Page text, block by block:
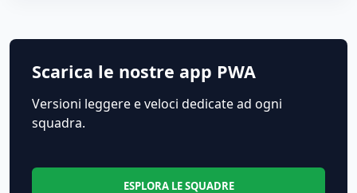
Scarica le nostre app PWA
Versioni leggere e veloci dedicate ad ogni
squadra.
ESPLORA LE SQUADRE